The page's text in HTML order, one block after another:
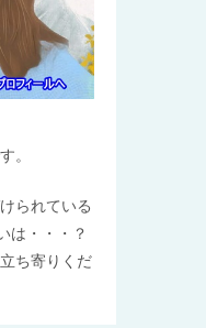
。
られている
は・・・？
ち寄りくだ